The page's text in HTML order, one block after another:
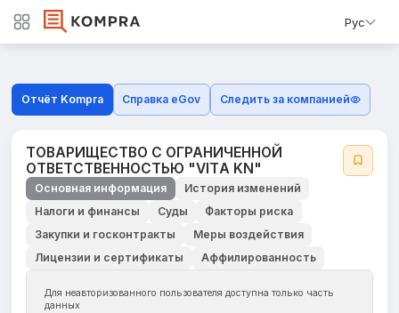
Рус
Отчёт Kompra Справка eGov Следить за компанией
ТОВАРИЩЕСТВО С ОГРАНИЧЕННОЙ
ОТВЕТСТВЕННОСТЬЮ "VIТA KN"
Основная информация
История изменений
Налоги и финансы
Суды
Факторы риска
Закупки и госконтракты
Меры воздействия
Лицензии и сертификаты
Аффилированность
Для неавторизованного пользователя доступна только часть
данных